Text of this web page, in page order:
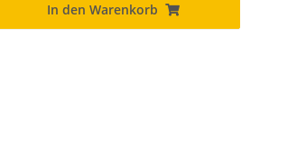
In den Warenkorb